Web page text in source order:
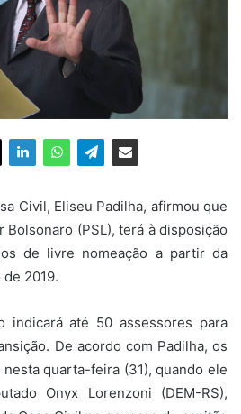
Civil, Eliseu Padilha, afirmou que
(PSL), terá à disposição
de livre nomeação a partir da
2019.
indicará até 50 assessores para
De acordo com Padilha, os
quarta-feira (31), quando ele
Onyx Lorenzoni (DEM-RS),